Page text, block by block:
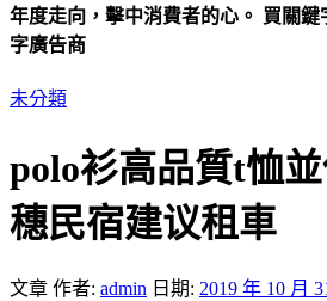
年度走向，擊中消費者的心。 買關鍵
字廣告商
未分類
polo衫高品質t恤
穗民宿建议租車
文章 作者: admin 日期: 2019 年 10 月